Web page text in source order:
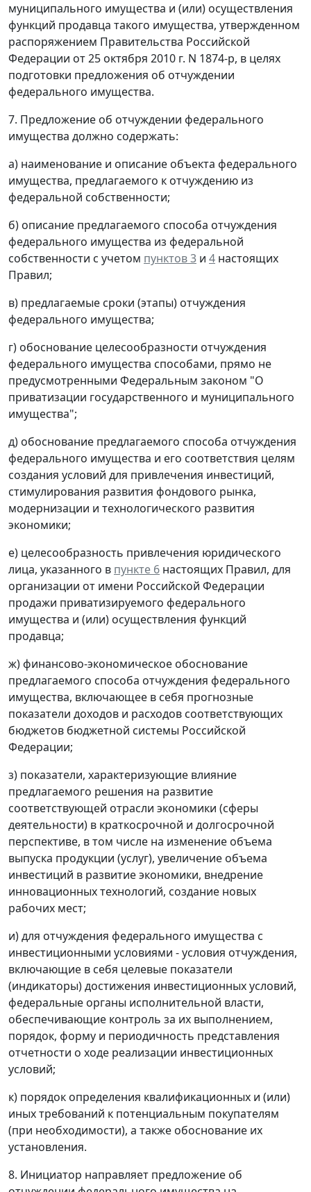
муниципального имущества и (или) осуществления
функций продавца такого имущества, утвержденном
распоряжением Правительства Российской
Федерации от 25 октября 2010 г. N 1874-р, в целях
подготовки предложения об отчуждении
федерального имущества.
7. Предложение об отчуждении федерального
имущества должно содержать:
а) наименование и описание объекта федерального
имущества, предлагаемого к отчуждению из
федеральной собственности;
б) описание предлагаемого способа отчуждения
федерального имущества из федеральной
собственности с учетом пунктов 3 и 4 настоящих
Правил;
в) предлагаемые сроки (этапы) отчуждения
федерального имущества;
г) обоснование целесообразности отчуждения
федерального имущества способами, прямо не
предусмотренными Федеральным законом "О
приватизации государственного и муниципального
имущества";
д) обоснование предлагаемого способа отчуждения
федерального имущества и его соответствия целям
создания условий для привлечения инвестиций,
стимулирования развития фондового рынка,
модернизации и технологического развития
экономики;
е) целесообразность привлечения юридического
лица, указанного в пункте 6 настоящих Правил, для
организации от имени Российской Федерации
продажи приватизируемого федерального
имущества и (или) осуществления функций
продавца;
ж) финансово-экономическое обоснование
предлагаемого способа отчуждения федерального
имущества, включающее в себя прогнозные
показатели доходов и расходов соответствующих
бюджетов бюджетной системы Российской
Федерации;
з) показатели, характеризующие влияние
предлагаемого решения на развитие
соответствующей отрасли экономики (сферы
деятельности) в краткосрочной и долгосрочной
перспективе, в том числе на изменение объема
выпуска продукции (услуг), увеличение объема
инвестиций в развитие экономики, внедрение
инновационных технологий, создание новых
рабочих мест;
и) для отчуждения федерального имущества с
инвестиционными условиями - условия отчуждения,
включающие в себя целевые показатели
(индикаторы) достижения инвестиционных условий,
федеральные органы исполнительной власти,
обеспечивающие контроль за их выполнением,
порядок, форму и периодичность представления
отчетности о ходе реализации инвестиционных
условий;
к) порядок определения квалификационных и (или)
иных требований к потенциальным покупателям
(при необходимости), а также обоснование их
установления.
8. Инициатор направляет предложение об